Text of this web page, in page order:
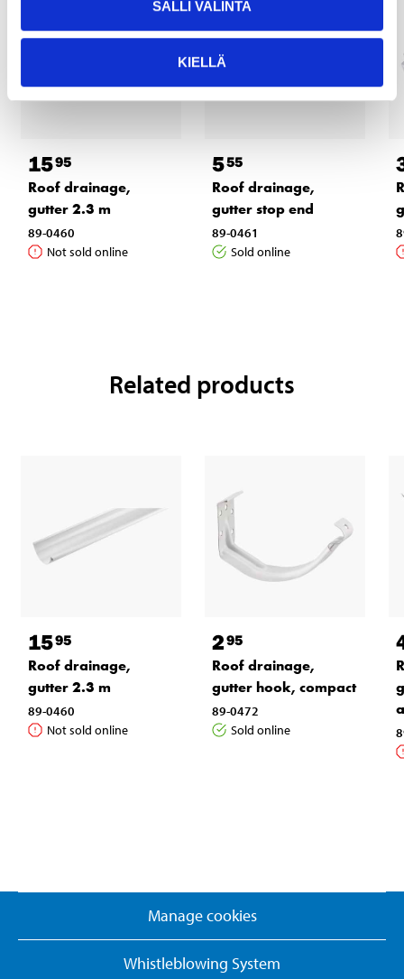
SALLI VALINTA
KIELLÄ
1595
Roof drainage,
gutter 2.3 m
89-0460
Not sold online
555
Roof drainage,
gutter stop end
89-0461
Sold online
Related products
1595
Roof drainage,
gutter 2.3 m
89-0460
Not sold online
295
Roof drainage,
gutter hook, compact
89-0472
Sold online
Manage cookies
Whistleblowing System